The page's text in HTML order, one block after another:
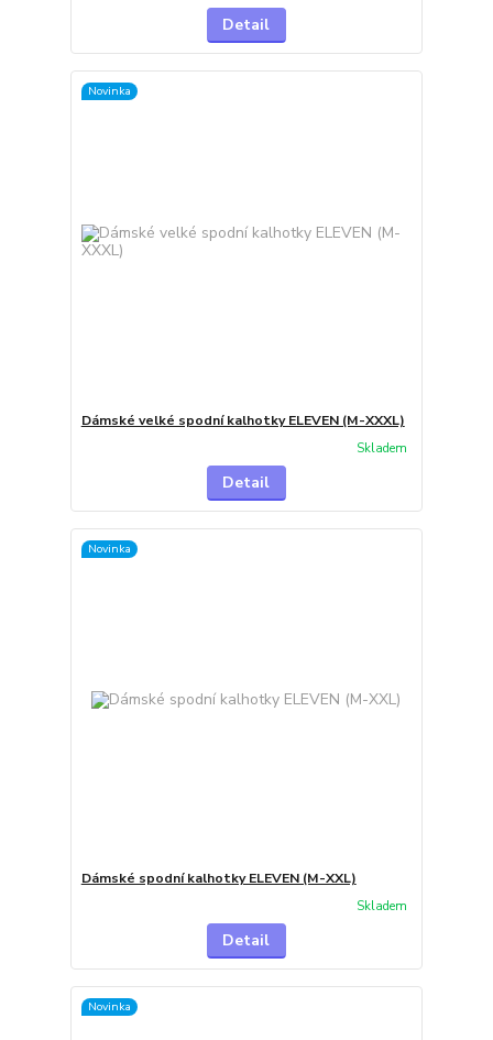
Detail
Novinka
Dámské velké spodní kalhotky ELEVEN (M-XXXL)
Skladem
Detail
Novinka
Dámské spodní kalhotky ELEVEN (M-XXL)
Skladem
Detail
Novinka